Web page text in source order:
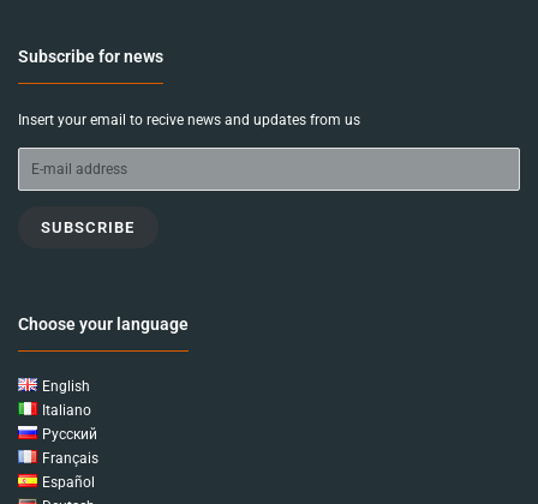
Subscribe for news
Insert your email to recive news and updates from us
SUBSCRIBE
Choose your language
English
Italiano
Русский
Français
Español